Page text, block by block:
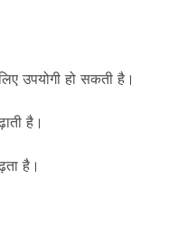
उपयोगी हो सकती है।
है।
है।